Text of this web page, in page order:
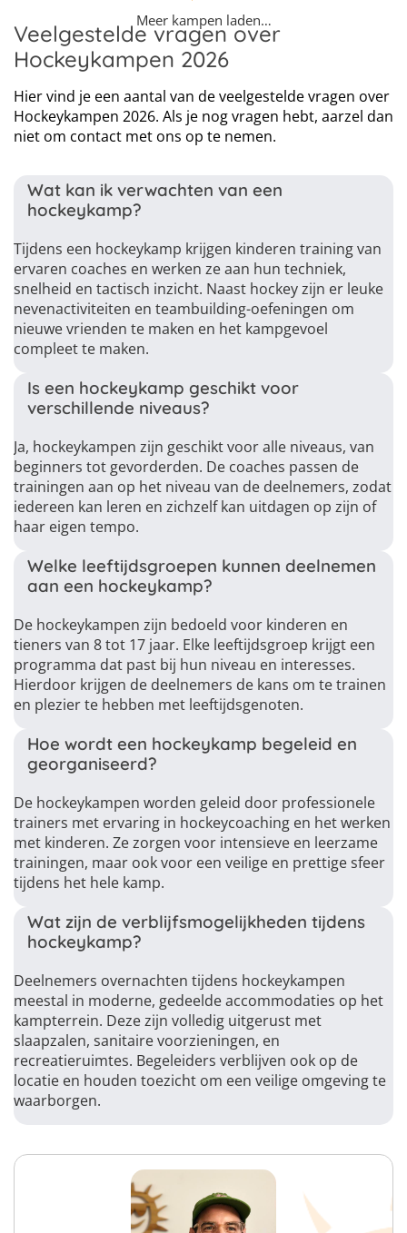
Meer kampen laden…
Veelgestelde vragen over
Hockeykampen 2026
Hier vind je een aantal van de veelgestelde vragen over
Hockeykampen 2026. Als je nog vragen hebt, aarzel dan
niet om contact met ons op te nemen.
Wat kan ik verwachten van een
hockeykamp?
Tijdens een hockeykamp krijgen kinderen training van
ervaren coaches en werken ze aan hun techniek,
snelheid en tactisch inzicht. Naast hockey zijn er leuke
nevenactiviteiten en teambuilding-oefeningen om
nieuwe vrienden te maken en het kampgevoel
compleet te maken.
Is een hockeykamp geschikt voor
verschillende niveaus?
Ja, hockeykampen zijn geschikt voor alle niveaus, van
beginners tot gevorderden. De coaches passen de
trainingen aan op het niveau van de deelnemers, zodat
iedereen kan leren en zichzelf kan uitdagen op zijn of
haar eigen tempo.
Welke leeftijdsgroepen kunnen deelnemen
aan een hockeykamp?
De hockeykampen zijn bedoeld voor kinderen en
tieners van 8 tot 17 jaar. Elke leeftijdsgroep krijgt een
programma dat past bij hun niveau en interesses.
Hierdoor krijgen de deelnemers de kans om te trainen
en plezier te hebben met leeftijdsgenoten.
Hoe wordt een hockeykamp begeleid en
georganiseerd?
De hockeykampen worden geleid door professionele
trainers met ervaring in hockeycoaching en het werken
met kinderen. Ze zorgen voor intensieve en leerzame
trainingen, maar ook voor een veilige en prettige sfeer
tijdens het hele kamp.
Wat zijn de verblijfsmogelijkheden tijdens
hockeykamp?
Deelnemers overnachten tijdens hockeykampen
meestal in moderne, gedeelde accommodaties op het
kampterrein. Deze zijn volledig uitgerust met
slaapzalen, sanitaire voorzieningen, en
recreatieruimtes. Begeleiders verblijven ook op de
locatie en houden toezicht om een veilige omgeving te
waarborgen.